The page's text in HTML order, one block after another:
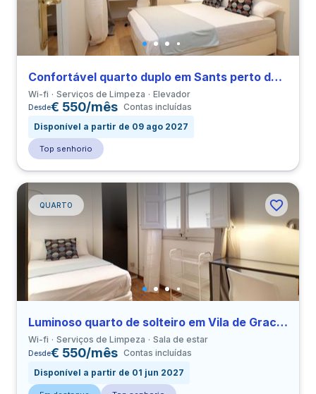
Confortável quarto duplo em Sants perto de UPC
Wi-fi Serviços de Limpeza Elevador
Desde€ 550/mês Contas incluídas
Disponível a partir de 09 ago 2027
Top senhorio
QUARTO
Luminoso quarto de solteiro em Vila de Gracia perto de URL
Wi-fi Serviços de Limpeza Sala de estar
Desde€ 550/mês Contas incluídas
Disponível a partir de 01 jun 2027